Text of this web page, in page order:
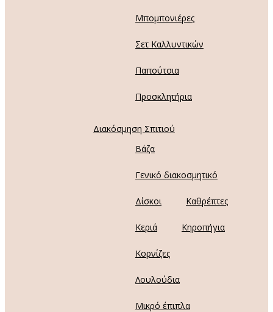
Μπομπονιέρες
Σετ Καλλυντικών
Παπούτσια
Προσκλητήρια
Διακόσμηση Σπιτιού
Βάζα
Γενικό διακοσμητικό
Δίσκοι Καθρέπτες
Κεριά Κηροπήγια
Κορνίζες
Λουλούδια
Μικρό έπιπλα